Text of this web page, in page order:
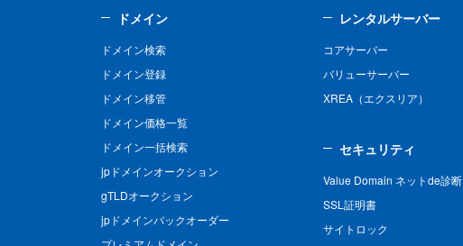
ドメイン
ドメイン検索
ドメイン登録
ドメイン移管
ドメイン価格一覧
ドメイン一括検索
jpドメインオークション
gTLDオークション
jpドメインバックオーダー
レンタルサーバー
コアサーバー
バリューサーバー
XREA（エクスリア）
セキュリティ
Value Domain ネットde診断
SSL証明書
サイトロック